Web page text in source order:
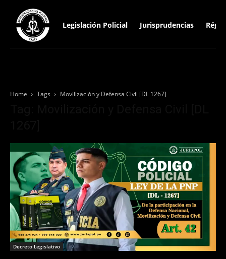
Legislación Policial Jurisprudencias
Home Tags Movilización y Defensa Civil [DL 1267]
Decreto Legislativo